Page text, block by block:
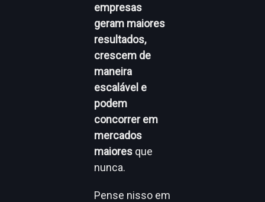
empresas
geram maiores
resultados,
crescem de
maneira
escalável e
podem
concorrer em
mercados
maiores que
nunca.
Pense nisso em